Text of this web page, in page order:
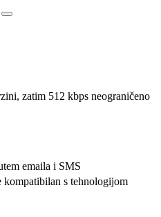
zatim 512 kbps neograničeno
emaila i SMS
s tehnologijom